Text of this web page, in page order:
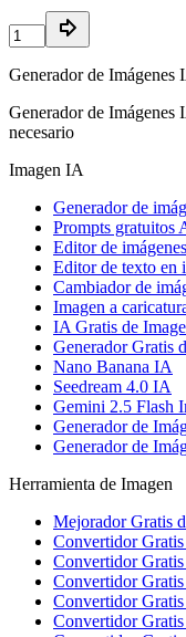
Generador de Imágenes
Generador de Imágenes
necesario
Imagen IA
Generador de
Prompts gratuitos
Editor de
Editor de texto en
Cambiador de
Imagen a
IA Gratis de
Generador Gratis
Nano Banana IA
Seedream 4.0 IA
Gemini 2.5 Flash
Generador de
Generador de
Herramienta de Imagen
Mejorador Gratis
Convertidor Gratis
Convertidor
Convertidor
Convertidor
Convertidor